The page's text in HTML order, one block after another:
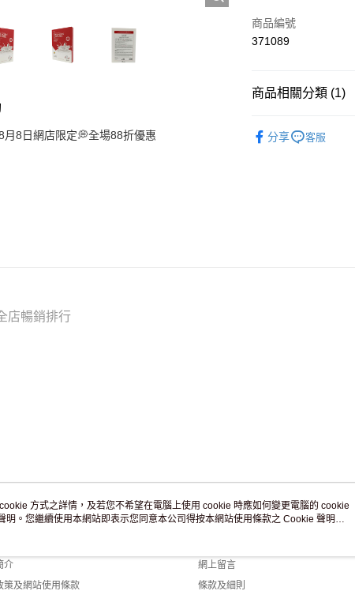
8日網店限定💭全場88折優惠
信用卡
商品編號
371089
商品相關分類 (1)
分享
客服
店暢銷排行
們
介
策及網站使用條款
客戶服務
網上留言
條款及細則
方式之詳情，及若您不希望在電腦上使用 cookie 時應如何變更電腦的 cookie
明。您繼續使用本網站即表示您同意本公司得按本網站使用條款之 Cookie 聲明使